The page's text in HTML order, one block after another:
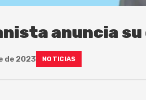
anuncia
de 2023 NOTICIAS